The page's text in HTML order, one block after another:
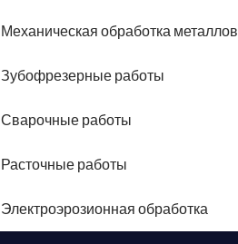
Механическая обработка металлов
Зубофрезерные работы
Сварочные работы
Расточные работы
Электроэрозионная обработка